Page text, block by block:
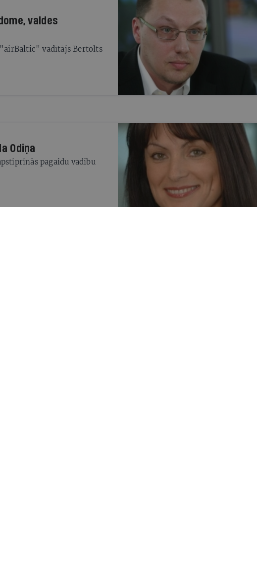
valdes
vadītājs Bertolts
Odiņa
pagaidu vadību